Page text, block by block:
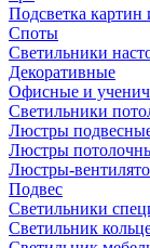
Подсветка картин
Споты
Светильники
Декоративные
Офисные и
Светильники
Люстры
Люстры
Люстры-
Подвес
Светильники
Светильник